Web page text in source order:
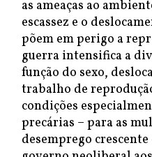
as ameaças ao
escassez e o
põem em perigo a
guerra intensifica a
função do sexo,
trabalho de
condições
precárias – para as
desemprego crescente